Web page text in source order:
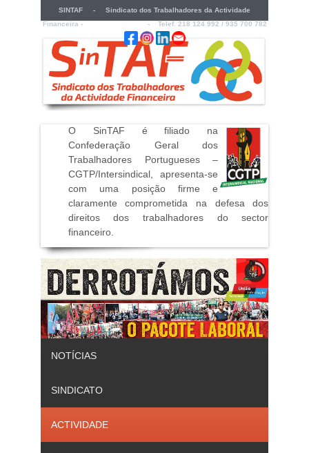
SINTAF - Sindicato dos Trabalhadores da Actividade
Financeira -
- Telef. 218 124 992 / 935 700 782
O SinTAF é filiado na
Confederação Geral dos
Trabalhadores Portugueses –
CGTP/Intersindical, apresenta-se
com uma posição firme e
claramente comprometida na defesa dos
direitos dos trabalhadores do sector
financeiro.
NOTÍCIAS
SINDICATO
ACTIVIDADE